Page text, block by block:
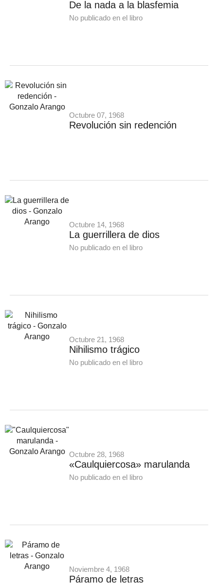
De la nada a la blasfemia
No publicado en el libro
Octubre 07, 1968
Revolución sin redención
Octubre 14, 1968
La guerrillera de dios
No publicado en el libro
Octubre 21, 1968
Nihilismo trágico
No publicado en el libro
Octubre 28, 1968
«Caulquiercosa» marulanda
No publicado en el libro
Noviembre 4, 1968
Páramo de letras